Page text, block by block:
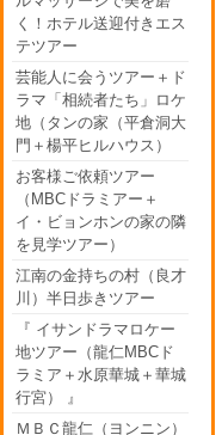
く！ホテル送迎付きエス
テツアー
芸能人に会うツアー＋ド
ラマ「相続者たち」ロケ
地（タンの家（平倉洞大
門＋楊平ヒルハウス）
お客様ご依頼ツアー
（MBCドラミアー＋
イ・ビョンホンの家の隣
を見学ツアー）
江南の金持ちの村（良才
川）半日歩きツアー
『 イサンドラマロケー
地ツアー（龍仁MBCド
ラミア＋水原華城＋華城
行宮） 』
ＭＢＣ龍仁（ヨンニン）